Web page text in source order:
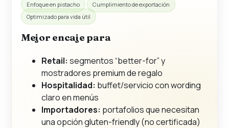
Enfoque en pistacho
Cumplimiento de exportación
Optimizado para vida útil
Mejor encaje para
Retail: segmentos “better-for” y
mostradores premium de regalo
Hospitalidad: buffet/servicio con wording
claro en menús
Importadores: portafolios que necesitan
una opción gluten-friendly (no certificada)